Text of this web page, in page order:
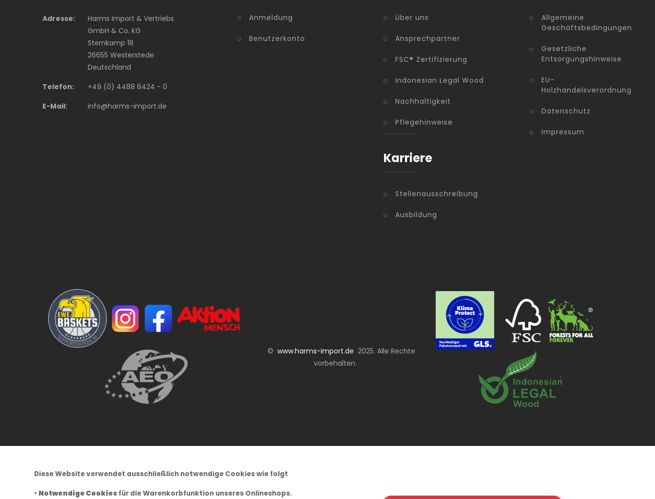
Adresse:
Harms Import & Vertriebs
GmbH & Co. KG
Sternkamp 18
26655 Westerstede
Deutschland
Telefon:
+49 (0) 4488 8424 - 0
E-Mail:
info@harms-import.de
Anmeldung
Benutzerkonto
Über uns
Ansprechpartner
FSC® Zertifizierung
Indonesian Legal Wood
Nachhaltigkeit
Pflegehinweise
Karriere
Stellenausschreibung
Ausbildung
Allgemeine
Geschäftsbedingungen
Gesetzliche
Entsorgungshinweise
EU-
Holzhandelsverordnung
Datenschutz
Impressum
© www.harms-import.de 2025. Alle Rechte
vorbehalten.
Diese Website verwendet ausschließlich notwendige Cookies wie folgt
• Notwendige Cookies für die Warenkorbfunktion unseres Onlineshops.